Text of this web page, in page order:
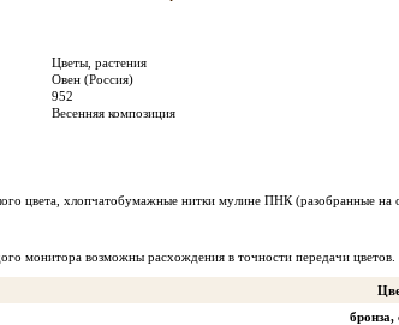
Цветы, растения
Овен (Россия)
952
Весенняя композиция
цвета, хлопчатобумажные нитки мулине ПНК (разобранные на
монитора возможны расхождения в точности передачи цветов.
бронза,